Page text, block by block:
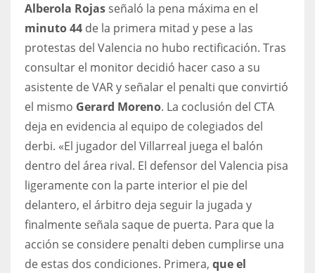
OAK
19
DAL
22
WSH
Alberola Rojas señaló la pena máxima en el
minuto 44 de la primera mitad y pese a las
protestas del Valencia no hubo rectificación. Tras
consultar el monitor decidió hacer caso a su
asistente de VAR y señalar el penalti que convirtió
el mismo Gerard Moreno. La coclusión del CTA
deja en evidencia al equipo de colegiados del
derbi. «El jugador del Villarreal juega el balón
dentro del área rival. El defensor del Valencia pisa
ligeramente con la parte interior el pie del
delantero, el árbitro deja seguir la jugada y
finalmente señala saque de puerta. Para que la
acción se considere penalti deben cumplirse una
de estas dos condiciones. Primera, que el